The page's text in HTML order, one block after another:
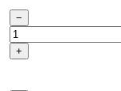
−
+